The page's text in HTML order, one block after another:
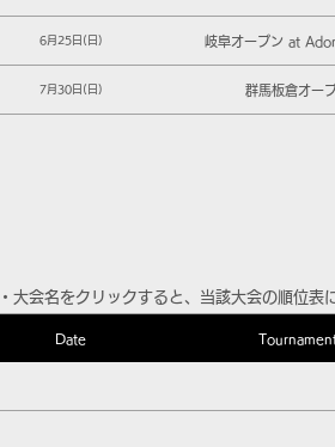
6月25日(日) 岐阜オープン at
7月30日(日) 群馬板倉オー
・大会名をクリックすると、当該大会の順位表
Date